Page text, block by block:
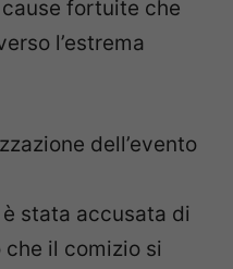
fortuite che
l’estrema
dell’evento
stata accusata di
il comizio si